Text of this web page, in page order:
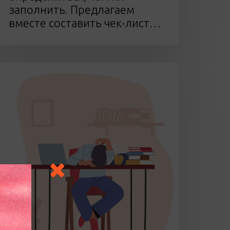
заполнить. Предлагаем
вместе составить чек-лист…